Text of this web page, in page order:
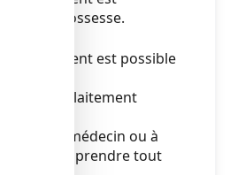
la grossesse.
médicament est possible
ou d'allaitement
à votre médecin ou à
avant de prendre tout